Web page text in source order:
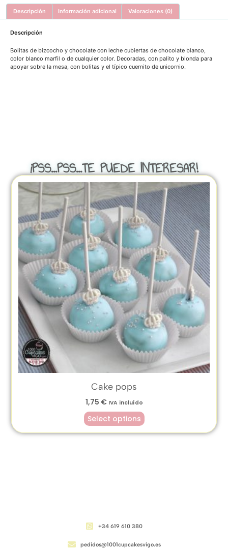
Descripción Información adicional Valoraciones (0)
Descripción
Bolitas de bizcocho y chocolate con leche cubiertas de chocolate blanco,
color blanco marfil o de cualquier color. Decoradas, con palito y blonda para
apoyar sobre la mesa, con bolitas y el típico cuernito de unicornio.
¡PSS...PSS...TE PUEDE INTERESAR!
Cake pops
1,75 € IVA incluído
Select options
+34 619 610 380
pedidos@1001cupcakesvigo.es